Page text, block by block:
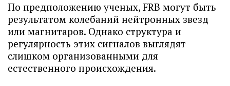
По предположению ученых, FRB могут быть
результатом колебаний нейтронных звезд
или магнитаров. Однако структура и
регулярность этих сигналов выглядят
слишком организованными для
естественного происхождения.